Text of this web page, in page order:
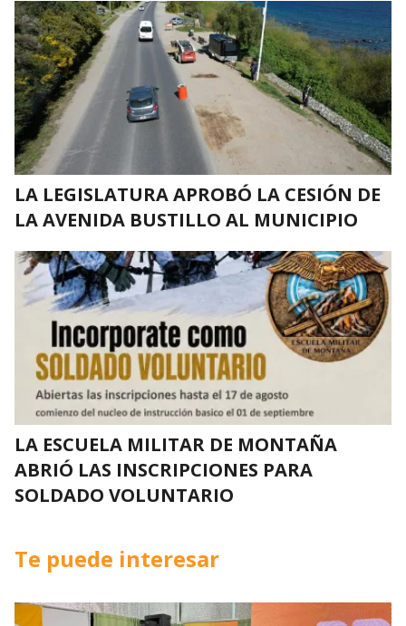
LA LEGISLATURA APROBÓ LA CESIÓN DE
LA AVENIDA BUSTILLO AL MUNICIPIO
LA ESCUELA MILITAR DE MONTAÑA
ABRIÓ LAS INSCRIPCIONES PARA
SOLDADO VOLUNTARIO
Te puede interesar